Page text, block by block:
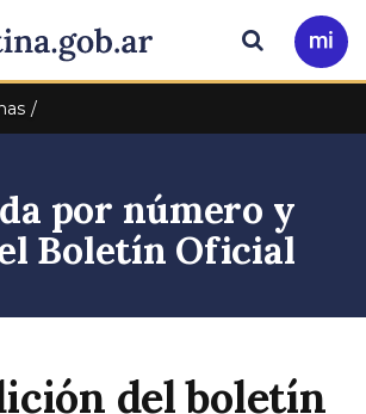
principal
Ir
a
Buscar
por número y
Boletín Oficial
del boletín